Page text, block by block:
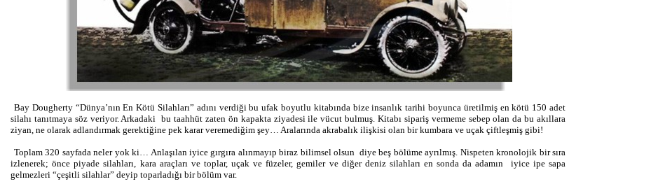
Bay Dougherty “Dünya’nın En Kötü Silahları” adını verdiği bu ufak boyutlu kitabında bize insanlık tarihi boyunca üretilmiş en kötü 150 adet
silahı tanıtmaya söz veriyor. Arkadaki bu taahhüt zaten ön kapakta ziyadesi ile vücut bulmuş. Kitabı sipariş vermeme sebep olan da bu akıllara
ziyan, ne olarak adlandırmak gerektiğine pek karar veremediğim şey… Aralarında akrabalık ilişkisi olan bir kumbara ve uçak çiftleşmiş gibi!
Toplam 320 sayfada neler yok ki… Anlaşılan iyice gırgıra alınmayıp biraz bilimsel olsun diye beş bölüme ayrılmış. Nispeten kronolojik bir sıra
izlenerek; önce piyade silahları, kara araçları ve toplar, uçak ve füzeler, gemiler ve diğer deniz silahları en sonda da adamın iyice ipe sapa
gelmezleri “çeşitli silahlar” deyip toparladığı bir bölüm var.